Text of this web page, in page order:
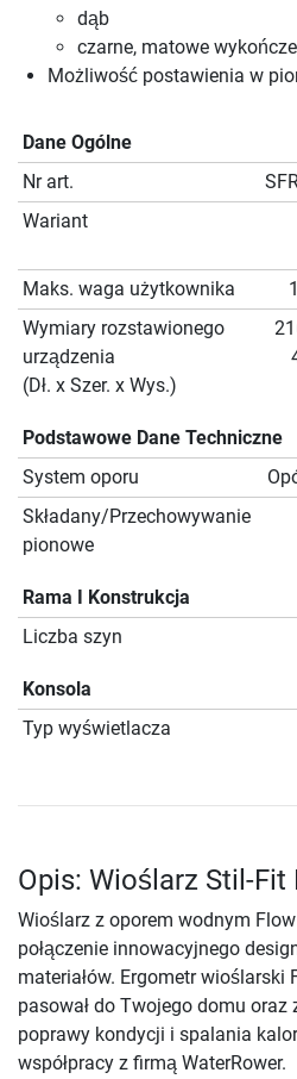
dąb
czarne, matowe
Możliwość postawienia w
Dane Ogólne
Nr art.
Wariant
Maks. waga użytkownika
Wymiary rozstawionego
urządzenia
(Dł. x Szer. x Wys.)
Podstawowe Dane Techniczne
System oporu
Składany/Przechowywanie
pionowe
Rama I Konstrukcja
Liczba szyn
Konsola
Typ wyświetlacza
Opis: Wioślarz Stil-Fit
Wioślarz z oporem wodnym
połączenie innowacyjnego
materiałów. Ergometr wioślarski
pasował do Twojego domu oraz
poprawy kondycji i spalania
współpracy z firmą WaterRower.